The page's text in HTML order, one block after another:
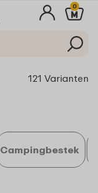
0
121 Varianten
Campingbestek